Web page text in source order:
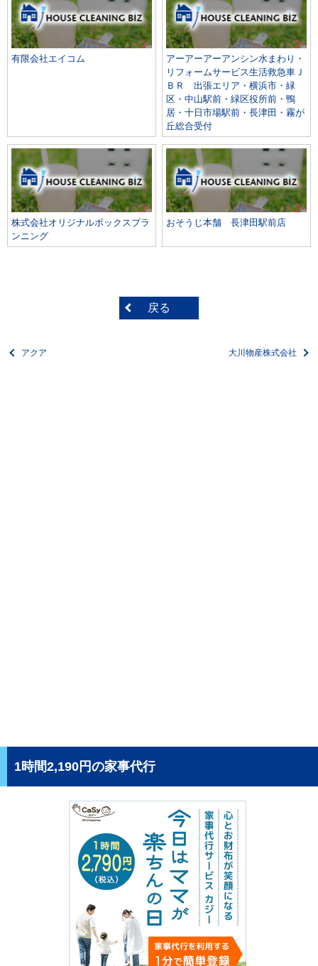
有限会社エイコム
アーアーアーアンシン水まわり・
リフォームサービス生活救急車Ｊ
ＢＲ 出張エリア・横浜市・緑
区・中山駅前・緑区役所前・鴨
居・十日市場駅前・長津田・霧が
丘総合受付
株式会社オリジナルボックスプラ
ンニング
おそうじ本舗 長津田駅前店
戻る
アクア 大川物産株式会社
1時間2,190円の家事代行